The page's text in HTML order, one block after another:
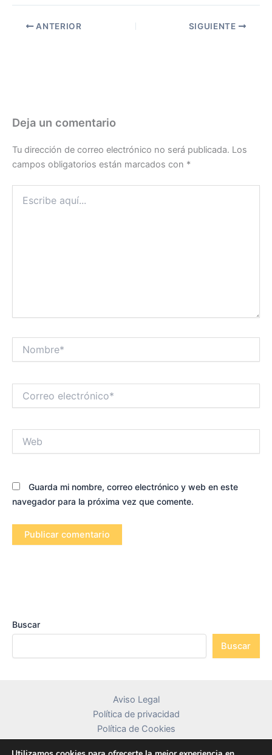
ANTERIOR SIGUIENTE
Deja un comentario
Tu dirección de correo electrónico no será publicada. Los
campos obligatorios están marcados con *
aquí...
electrónico*
Guarda mi nombre, correo electrónico y web en este
navegador para la próxima vez que comente.
Buscar
Buscar
Aviso Legal
Política de privacidad
Política de Cookies